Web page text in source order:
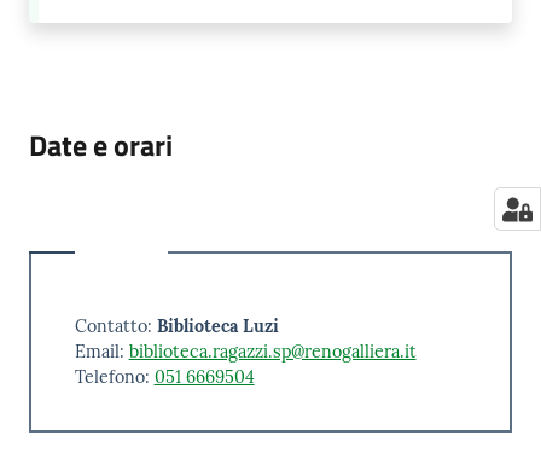
Date e orari
Contatto: Biblioteca Luzi
Email: biblioteca.ragazzi.sp@renogalliera.it
Telefono: 051 6669504